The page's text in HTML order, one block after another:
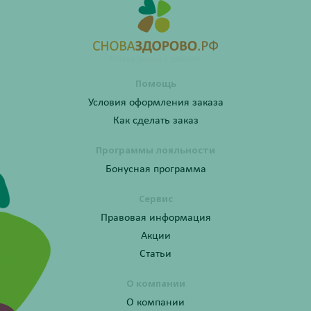
Помощь
Условия оформления заказа
Как сделать заказ
Программы лояльности
Бонусная программа
Сервис
Правовая информация
Акции
Статьи
О компании
О компании